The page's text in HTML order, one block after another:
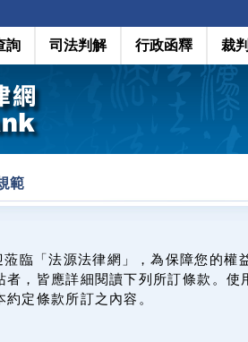
詢 司法判解 行政函釋 裁
範
蒞臨「法源法律網」，為保障您的權
者，皆應詳細閱讀下列所訂條款。
約定條款所訂之內容。